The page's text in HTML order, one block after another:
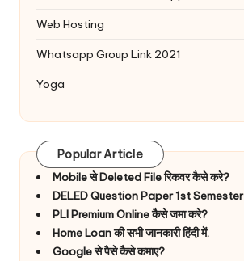
Web Hosting
Whatsapp Group Link 2021
Yoga
Popular Article
Mobile से Deleted File रिकवर कैसे करे?
DELED Question Paper 1st Semester
PLI Premium Online कैसे जमा करे?
Home Loan की सभी जानकारी हिंदी में.
Google से पैसे कैसे कमाए?